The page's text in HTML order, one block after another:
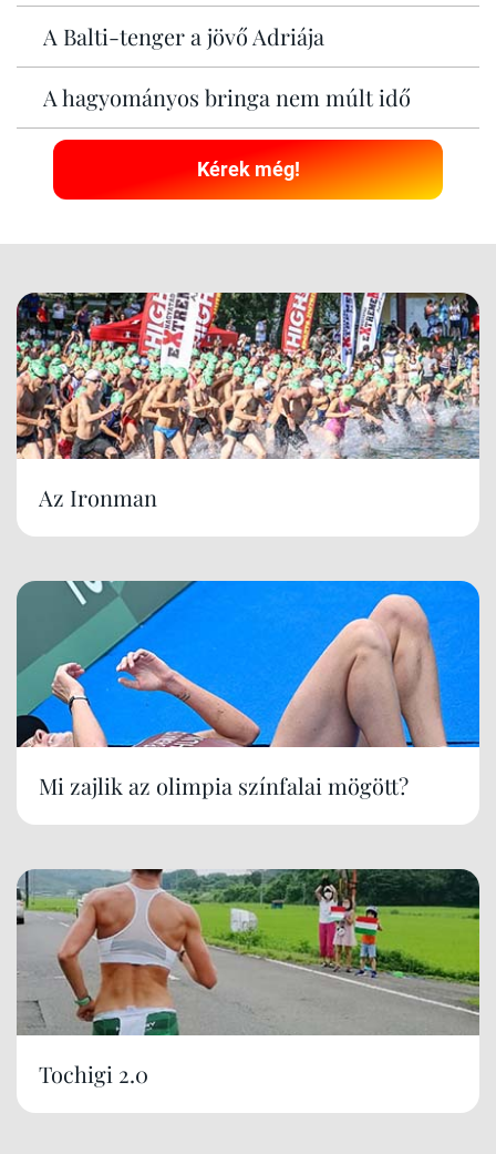
A Balti-tenger a jövő Adriája
A hagyományos bringa nem múlt idő
Kérek még!
Az Ironman
Mi zajlik az olimpia színfalai mögött?
Tochigi 2.0